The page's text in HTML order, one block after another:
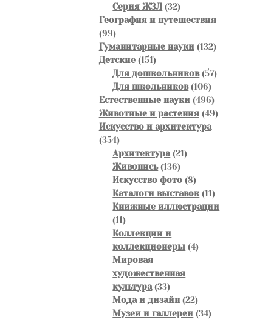
товаров
Серия ЖЗЛ 3232
товара
География и путешествия
9999
товаров
Гуманитарные науки 132132
Детские 151151
товар
Для дошкольников 5757
Для школьников 106106
товаров
Естественные науки 496496
товаров
Животные и растения 4949
Искусство и архитектура
354354
товара
Архитектура 2121
Живопись 136136
товаров
Искусство фото 88
товаров
Каталоги выставок 1111
товаров
Книжные иллюстрации
1111
товаров
Коллекции и
коллекционеры 44
Мировая
художественная
культура 3333
товара
Мода и дизайн 2222
товара
Музеи и галлереи 3434